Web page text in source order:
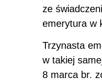
ze
emerytura w
Trzynasta
w takiej
8 marca br.